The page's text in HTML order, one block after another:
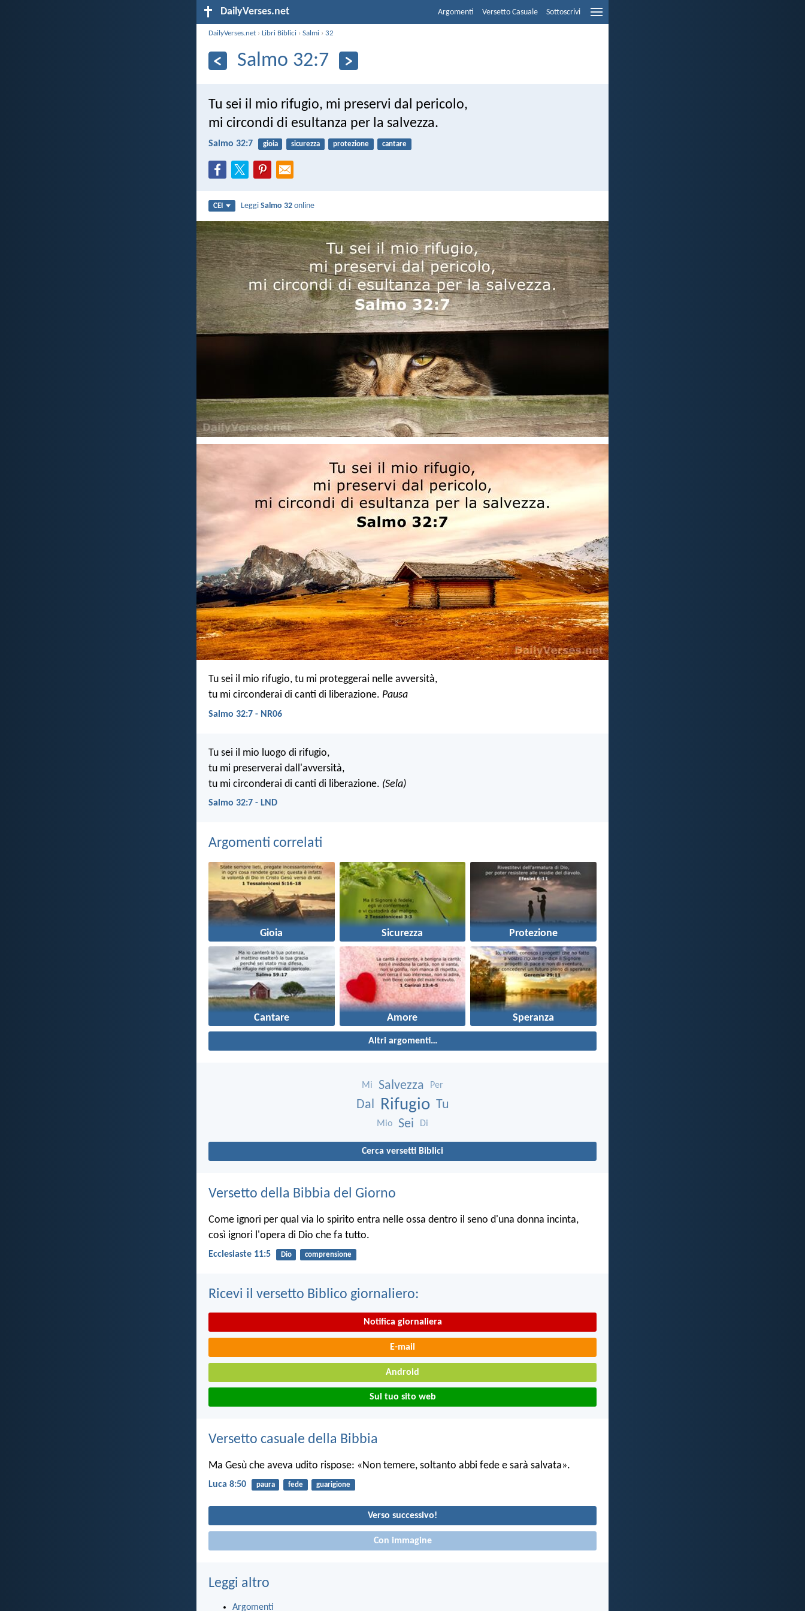
DailyVerses.net Argomenti Versetto Casuale Sottoscrivi
DailyVerses.net ›Libri Biblici ›Salmi ›32
Salmo 32:7
Tu sei il mio rifugio, mi preservi dal pericolo,
mi circondi di esultanza per la salvezza.
Salmo 32:7 gioia sicurezza protezione cantare
CEI LeggiSalmo 32 online
Tu sei il mio rifugio, tu mi proteggerai nelle avversità,
tu mi circonderai di canti di liberazione. Pausa
Salmo 32:7 - NR06
Tu sei il mio luogo di rifugio,
tu mi preserverai dall'avversità,
tu mi circonderai di canti di liberazione. (Sela)
Salmo 32:7 - LND
Argomenti correlati
Gioia Sicurezza Protezione
Cantare Amore Speranza
Altri argomenti…
Mi Salvezza Per
Dal Rifugio Tu
Mio Sei Di
Cerca versetti Biblici
Versetto della Bibbia del Giorno
Come ignori per qual via lo spirito entra nelle ossa dentro il seno d'una donna incinta,
così ignori l'opera di Dio che fa tutto.
Ecclesiaste 11:5 Dio comprensione
Ricevi il versetto Biblico giornaliero:
Notifica giornaliera
E-mail
Android
Sul tuo sito web
Versetto casuale della Bibbia
Ma Gesù che aveva udito rispose: «Non temere, soltanto abbi fede e sarà salvata».
Luca 8:50 paura fede guarigione
Verso successivo!
Con immagine
Leggi altro
Argomenti